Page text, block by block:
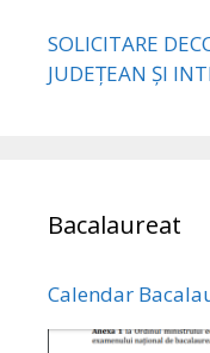
SOLICITARE
JUDEȚEAN ȘI
Bacalaureat
Calendar